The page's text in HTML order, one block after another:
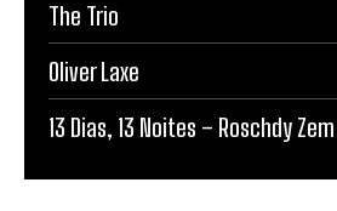
The Trio
Oliver Laxe
13 Dias, 13 Noites – Roschdy Zem